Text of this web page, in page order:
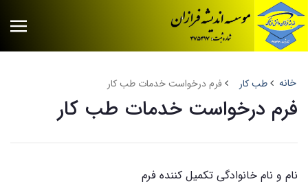
خانه طب کار فرم درخواست خدمات طب کار
فرم درخواست خدمات طب کار
نام و نام خانوادگی تکمیل کننده فرم